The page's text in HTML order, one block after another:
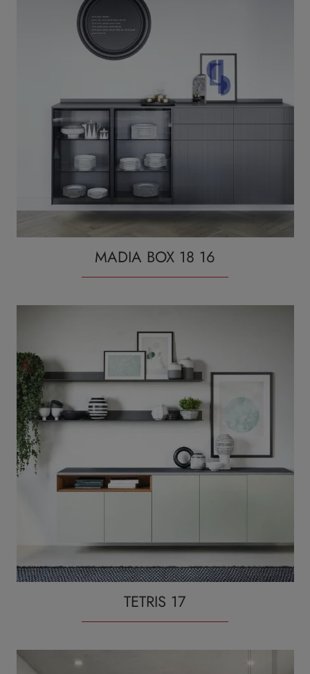
MADIA BOX 18 16
TETRIS 17